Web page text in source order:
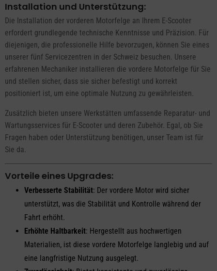
Installation und Unterstützung:
Die Installation der vorderen Motorfelge an Ihrem E-Scooter
erfordert grundlegende technische Kenntnisse und Präzision. Für
diejenigen, die professionelle Hilfe bevorzugen, können Sie eines
unserer fünf Servicezentren in der Schweiz besuchen. Unsere
erfahrenen Mechaniker installieren die vordere Motorfelge für Sie
und stellen sicher, dass sie sicher befestigt und korrekt
positioniert ist, um eine optimale Nutzung zu gewährleisten.
Zusätzlich bieten unsere Werkstätten umfassende Reparatur- und
Wartungsservices für E-Scooter und deren Zubehör. Egal, ob Sie
Fragen haben oder Unterstützung benötigen, unser Team ist für
Sie da.
Vorteile eines Upgrades:
Verbesserte Stabilität: Der vordere Motor wird sicher
unterstützt, was die Stabilität und Kontrolle während der
Fahrt erhöht.
Erhöhte Haltbarkeit: Hergestellt aus hochwertigen
Materialien, ist diese vordere Motorfelge langlebig und auf
eine langfristige Nutzung ausgelegt.